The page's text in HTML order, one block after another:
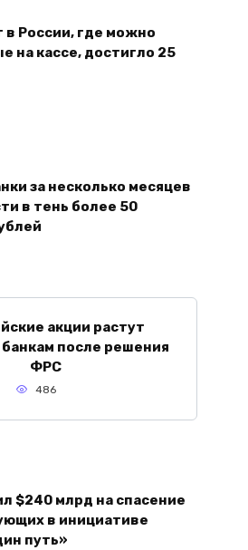
в России, где можно
на кассе, достигло 25
за несколько месяцев
в тень более 50
акции растут
после решения
ФРС
486
$240 млрд на спасение
в инициативе
путь»